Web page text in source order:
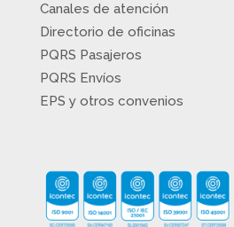
Canales de atención
Directorio de oficinas
PQRS Pasajeros
PQRS Envíos
EPS y otros convenios